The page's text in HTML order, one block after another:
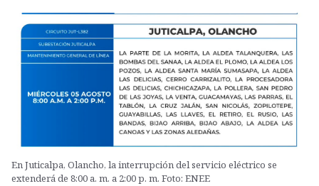
En Juticalpa, Olancho, la interrupción del servicio eléctrico se
extenderá de 8:00 a. m. a 2:00 p. m. Foto: ENEE